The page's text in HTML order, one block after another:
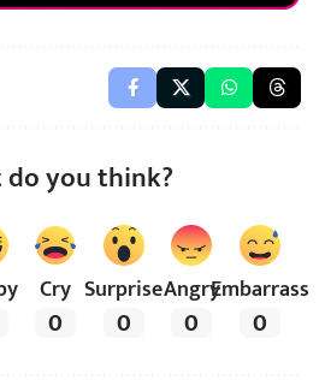
you think?
Cry
0
Surprise
0
Angry
0
Embarrass
0